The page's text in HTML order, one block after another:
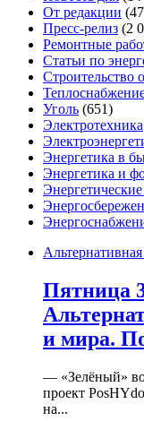
От редакции
Пресс-релиз (2
Ремонтные
Статьи по
Строительство
Уголь (651)
Электротехника
Энергетика в
Энергетика и
Пятница
и мира.
— «Зелёный»
проект
на...